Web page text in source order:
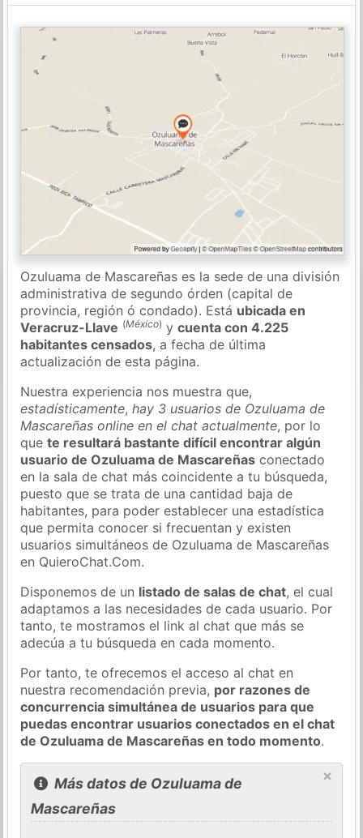
Ozuluama de Mascareñas es la sede de una división
administrativa de segundo órden (capital de
provincia, región ó condado). Está ubicada en
Veracruz-Llave (México) ycuenta con 4.225
habitantes censados, a fecha de última
actualización de esta página.
Nuestra experiencia nos muestra que,
estadísticamente,hay 3 usuarios de Ozuluama de
Mascareñas online en el chat actualmente, por lo
quete resultará bastante difícil encontrar algún
usuario de Ozuluama de Mascareñas conectado
en la sala de chat más coincidente a tu búsqueda,
puesto que se trata de una cantidad baja de
habitantes, para poder establecer una estadística
que permita conocer si frecuentan y existen
usuarios simultáneos de Ozuluama de Mascareñas
en QuieroChat.Com.
Disponemos de un listado de salas de chat, el cual
adaptamos a las necesidades de cada usuario. Por
tanto, te mostramos el link al chat que más se
adecúa a tu búsqueda en cada momento.
Por tanto, te ofrecemos el acceso al chat en
nuestra recomendación previa, por razones de
concurrencia simultánea de usuarios para que
puedas encontrar usuarios conectados en el chat
de Ozuluama de Mascareñas en todo momento.
×
Más datos de Ozuluama de
Mascareñas